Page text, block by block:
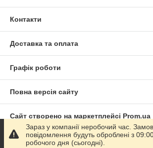
Контакти
Доставка та оплата
Графік роботи
Повна версія сайту
Сайт створено на маркетплейсі Prom.ua
Політика конфіденційності
Зараз у компанії неробочий час.
повідомлення будуть оброблені з
робочого дня (сьогодні).